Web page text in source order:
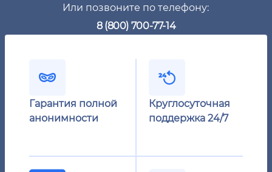
Или позвоните по телефону:
8 (800) 700-77-14
Гарантия полной
анонимности
Круглосуточная
поддержка 24/7